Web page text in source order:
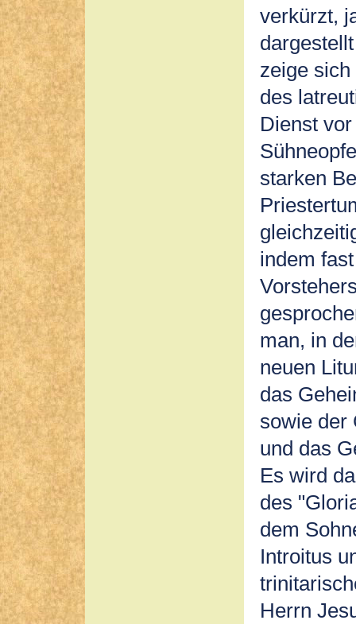
verkürzt,
zeige
des
Dienst
starken
indem
man, in
neuen
das
sowie der
und das
Es wird
des
dem
Introitus
Herrn